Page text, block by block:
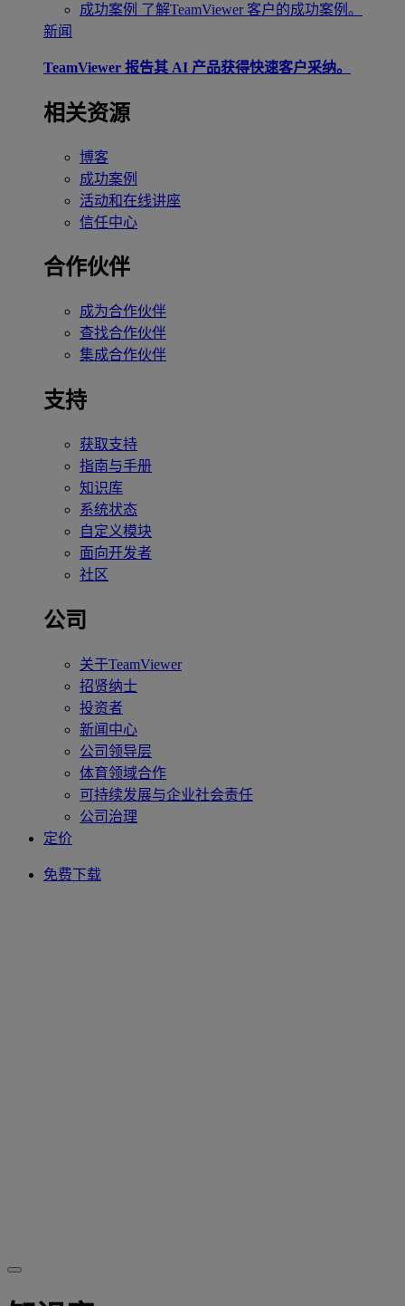
成功案例 了解TeamViewer 客户的成功案例。
新闻
TeamViewer 报告其 AI 产品获得快速客户采纳。
相关资源
博客
成功案例
活动和在线讲座
信任中心
合作伙伴
成为合作伙伴
查找合作伙伴
集成合作伙伴
支持
获取支持
指南与手册
知识库
系统状态
自定义模块
面向开发者
社区
公司
关于TeamViewer
招贤纳士
投资者
新闻中心
公司领导层
体育领域合作
可持续发展与企业社会责任
公司治理
定价
免费下载